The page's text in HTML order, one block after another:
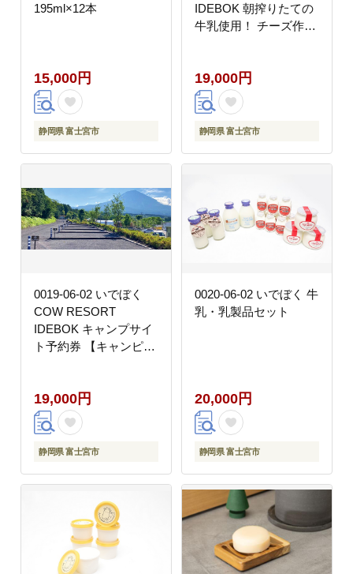
195ml×12本
15,000円
静岡県 富士宮市
IDEBOK 朝搾りたての
牛乳使用！ チーズ作り
19,000円
静岡県 富士宮市
0019-06-02 いでぼく
COW RESORT
IDEBOK キャンプサイ
ト予約券 【キャンピン
19,000円
静岡県 富士宮市
0020-06-02 いでぼく 牛
乳・乳製品セット
20,000円
静岡県 富士宮市